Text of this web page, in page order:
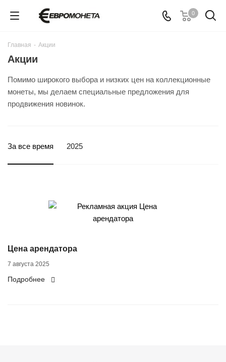
0
Главная - Акции
Акции
Помимо широкого выбора и низких цен на коллекционные
монеты, мы делаем специальные предложения для
продвижения новинок.
За все время 2025
Цена арендатора
7 августа 2025
Подробнее